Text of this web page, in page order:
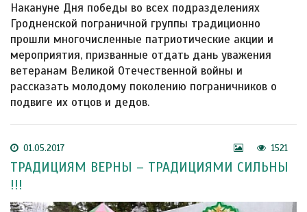
Накануне Дня победы во всех подразделениях
Гродненской пограничной группы традиционно
прошли многочисленные патриотические акции и
мероприятия, призванные отдать дань уважения
ветеранам Великой Отечественной войны и
рассказать молодому поколению пограничников о
подвиге их отцов и дедов.
01.05.2017 1521
ТРАДИЦИЯМ ВЕРНЫ – ТРАДИЦИЯМИ СИЛЬНЫ
!!!